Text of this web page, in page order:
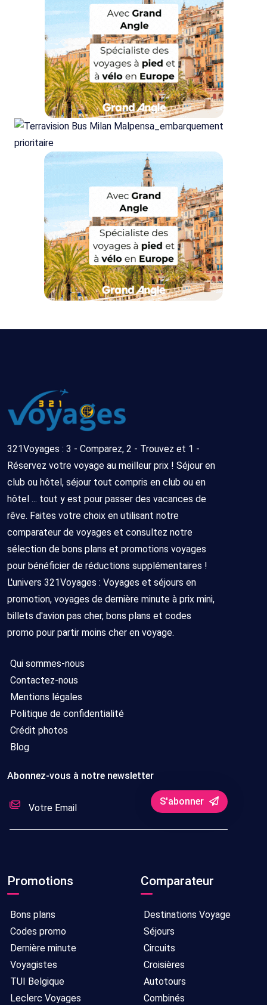
321Voyages : 3 - Comparez, 2 - Trouvez et 1 -
Réservez votre voyage au meilleur prix ! Séjour en
club ou hôtel, séjour tout compris en club ou en
hôtel ... tout y est pour passer des vacances de
rêve. Faites votre choix en utilisant notre
comparateur de voyages et consultez notre
sélection de bons plans et promotions voyages
pour bénéficier de réductions supplémentaires !
L'univers 321Voyages : Voyages et séjours en
promotion, voyages de dernière minute à prix mini,
billets d'avion pas cher, bons plans et codes
promo pour partir moins cher en voyage.
Qui sommes-nous
Contactez-nous
Mentions légales
Politique de confidentialité
Crédit photos
Blog
Abonnez-vous à notre newsletter
S'abonner
Promotions
Bons plans
Codes promo
Dernière minute
Voyagistes
TUI Belgique
Leclerc Voyages
Comparateur
Destinations Voyage
Séjours
Circuits
Croisières
Autotours
Combinés